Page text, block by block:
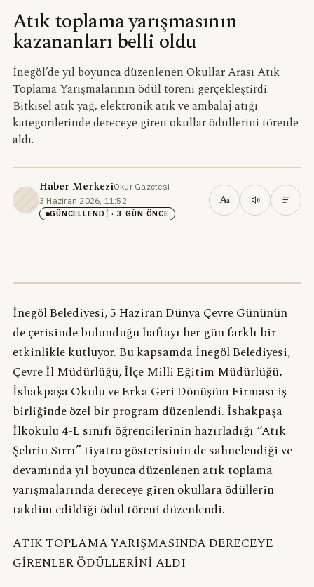
Atık toplama yarışmasının
kazananları belli oldu
İnegöl’de yıl boyunca düzenlenen Okullar Arası Atık
Toplama Yarışmalarının ödül töreni gerçekleştirdi.
Bitkisel atık yağ, elektronik atık ve ambalaj atığı
kategorilerinde dereceye giren okullar ödüllerini törenle
aldı.
Haber MerkeziOkur Gazetesi·
3 Haziran 2026, 11:52·
GÜNCELLENDI · 3 GÜN ÖNCE
Aa
İnegöl Belediyesi, 5 Haziran Dünya Çevre Gününün
de çerisinde bulunduğu haftayı her gün farklı bir
etkinlikle kutluyor. Bu kapsamda İnegöl Belediyesi,
Çevre İl Müdürlüğü, İlçe Milli Eğitim Müdürlüğü,
İshakpaşa Okulu ve Erka Geri Dönüşüm Firması iş
birliğinde özel bir program düzenlendi. İshakpaşa
İlkokulu 4-L sınıfı öğrencilerinin hazırladığı “Atık
Şehrin Sırrı” tiyatro gösterisinin de sahnelendiği ve
devamında yıl boyunca düzenlenen atık toplama
yarışmalarında dereceye giren okullara ödüllerin
takdim edildiği ödül töreni düzenlendi.
ATIK TOPLAMA YARIŞMASINDA DERECEYE
GİRENLER ÖDÜLLERİNİ ALDI